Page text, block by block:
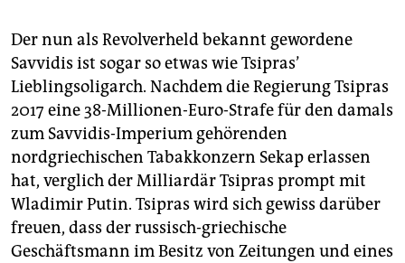
Der nun als Revolverheld bekannt gewordene
Savvidis ist sogar so etwas wie Tsipras’
Lieblingsoligarch. Nachdem die Regierung Tsipras
2017 eine 38-Millionen-Euro-Strafe für den damals
zum Savvidis-Imperium gehörenden
nordgriechischen Tabakkonzern Sekap erlassen
hat, verglich der Milliardär Tsipras prompt mit
Wladimir Putin. Tsipras wird sich gewiss darüber
freuen, dass der russisch-griechische
Geschäftsmann im Besitz von Zeitungen und eines